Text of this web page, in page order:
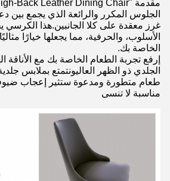
الجلوس المكرر والرائعة الذي يجمع بين
غرز معقدة على كلا الجانبين.هذا الكرسي
الأسلوب، والحرفية، مما يجعلها خيارًا
الخاصة بك.
إرفع تجربة الطعام الخاصة بك مع
الجلدي ذو الظهر العاليونتمتع بملابس
طعام متطورة ومدعوة ستثير إعجاب
مناسبة لا تنسى